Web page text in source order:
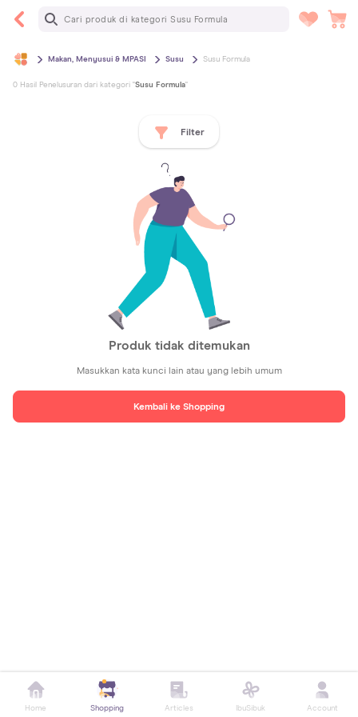
Makan, Menyusui & MPASI Susu Susu Formula
0 Hasil Penelusuran dari kategori "Susu Formula"
Filter
Produk tidak ditemukan
Masukkan kata kunci lain atau yang lebih umum
Kembali ke Shopping
Home Shopping Articles IbuSibuk Account